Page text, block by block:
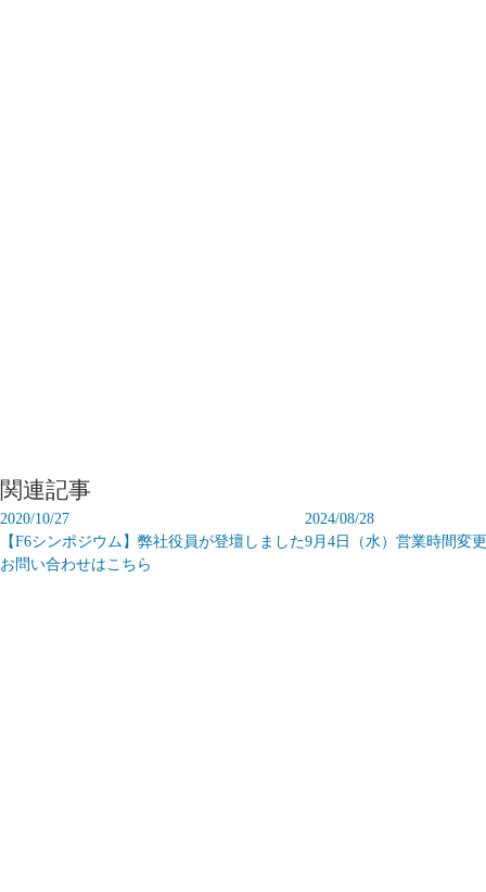
関連記事
2020/10/27
【F6シンポジウム】弊社役員が登壇しました
2024/08/28
9月4日（水）営業時間変
お問い合わせはこちら